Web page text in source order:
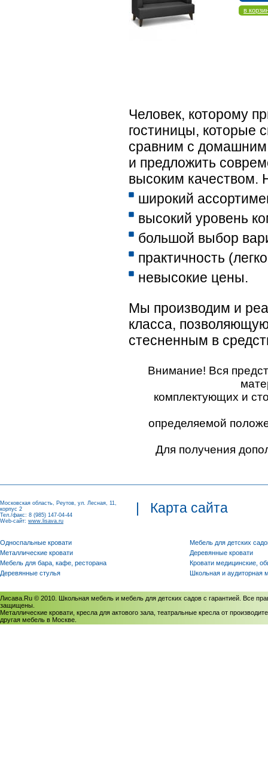
в
Человек, которому
гостиницы, которые
сравним с
и предложить
высоким качеством.
широкий
высокий уровень
большой выбор
практичность
невысокие цены.
Мы производим и
класса,
стесненным в
Внимание! Вся
комплектующих и
определяемой
Для получения
Московская область, Реутов, ул. Лесная, 11,
корпус 2
Тел./факс: 8 (985) 147-04-44
Web-сайт: www.lisava.ru
| Карта сайта
Односпальные кровати
Металлические кровати
Мебель для бара, кафе, ресторана
Деревянные стулья
Мебель для детских
Деревянные кровати
Кровати медицинские,
Школьная и аудиторная
Лисава.Ru © 2010. Школьная мебель и мебель для детских садов с гарантией. Все
защищены.
Металлические кровати, кресла для актового зала, театральные кресла от
другая мебель в Москве.
Политика использования cookies/Соглашение на обработку персональных данных